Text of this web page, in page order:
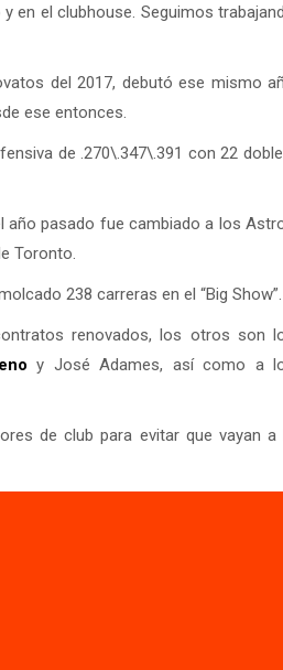
en el clubhouse. Seguimos
del 2017, debutó ese mismo
ese entonces.
de .270\.347\.391 con 22
año pasado fue cambiado a los
Toronto.
238 carreras en el “Big Show”.
renovados, los otros son
y José Adames, así como a
de club para evitar que vayan a